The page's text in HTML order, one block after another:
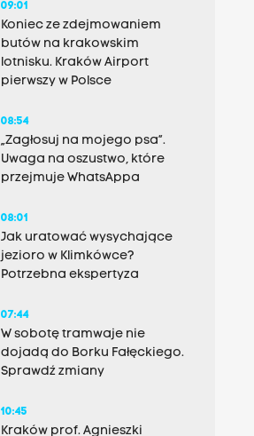
09:01
Koniec ze zdejmowaniem
butów na krakowskim
lotnisku. Kraków Airport
pierwszy w Polsce
08:54
„Zagłosuj na mojego psa”.
Uwaga na oszustwo, które
przejmuje WhatsAppa
08:01
Jak uratować wysychające
jezioro w Klimkówce?
Potrzebna ekspertyza
07:44
W sobotę tramwaje nie
dojadą do Borku Fałęckiego.
Sprawdź zmiany
10:45
Kraków prof. Agnieszki